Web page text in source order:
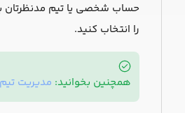
حساب شخصی یا تیم مدنظرتان
را انتخاب کنید.
همچنین بخوانید: مدیریت